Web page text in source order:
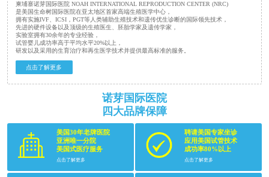
柬埔寨诺芽国际医院 NOAH INTERNATIONAL REPRODUCTION CENTER (NRC)
是美国生命树国际医院在亚太地区首家高端生殖医学中心，
拥有实施IVF、ICSI，PGT等人类辅助生殖技术和遗传优生诊断的国际领先技术，
先进的硬件设备以及顶级的生殖医生、胚胎学家及遗传学家，
实验室拥有30余年的专业经验，
试管婴儿成功率高于平均水平20%以上，
研发以及采用的生育治疗和再生医学技术并提供最高标准的服务。
点击了解更多
诺芽国际医院
四大品牌保障
美国30年老牌医院
亚洲唯一分院
美国式医疗服务
点击了解更多
聘请美国专家坐诊
应用美国试管技术
成功率80%以上
点击了解更多